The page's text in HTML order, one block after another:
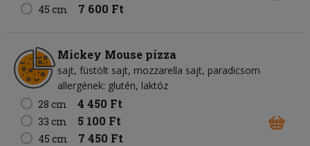
45 cm 7 600 Ft
Mickey Mouse pizza
sajt füstölt sajt mozzarella sajt paradicsom
allergének: glutén, laktóz
28 cm
4 450 Ft
33 cm 5 100 Ft
45 cm 7 450 Ft